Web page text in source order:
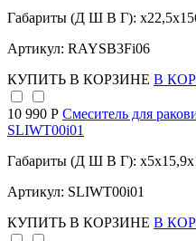
Габариты (Д Ш В Г):
Артикул: RAYSB3Fi06
КУПИТЬ В КОРЗИНЕ В
10 990 Р Смеситель для
SLIWT00i01
Габариты (Д Ш В Г):
Артикул: SLIWT00i01
КУПИТЬ В КОРЗИНЕ В